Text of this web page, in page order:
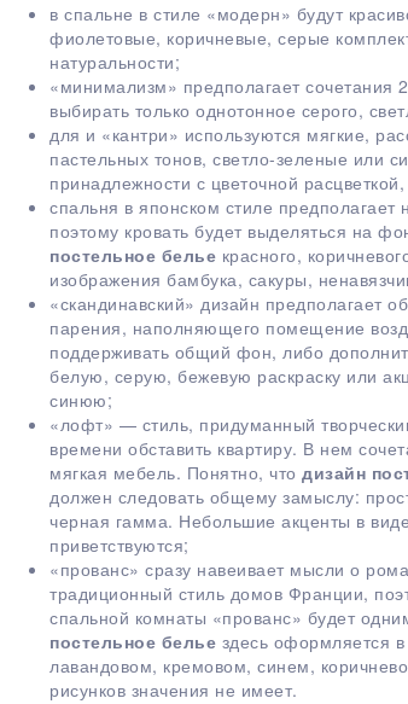
в спальне в стиле «модерн» будут
фиолетовые, коричневые, серые
натуральности;
«минимализм» предполагает сочетания
выбирать только однотонное серого,
для и «кантри» используются мягкие,
пастельных тонов, светло-зеленые или
принадлежности с цветочной
спальня в японском стиле предполагает
поэтому кровать будет выделяться на
постельное белье красного,
изображения бамбука, сакуры,
«скандинавский» дизайн предполагает
парения, наполняющего помещение
поддерживать общий фон, либо
белую, серую, бежевую раскраску или
синюю;
«лофт» — стиль, придуманный
времени обставить квартиру. В нем
мягкая мебель. Понятно, что дизайн
должен следовать общему замыслу:
черная гамма. Небольшие акценты в
приветствуются;
«прованс» сразу навеивает мысли о
традиционный стиль домов Франции,
спальной комнаты «прованс» будет
постельное белье здесь оформляется
лавандовом, кремовом, синем,
рисунков значения не имеет.